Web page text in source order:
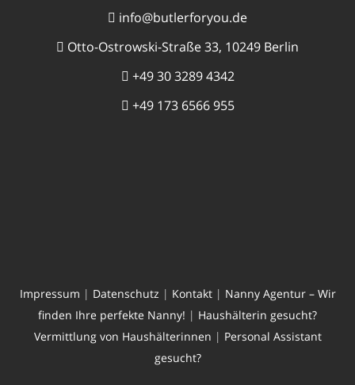
info@butlerforyou.de
Otto-Ostrowski-Straße 33, 10249 Berlin
+49 30 3289 4342
+49 173 6566 955
Impressum | Datenschutz | Kontakt| Nanny Agentur – Wir
finden Ihre perfekte Nanny! | Haushälterin gesucht?
Vermittlung von Haushälterinnen | Personal Assistant
gesucht?